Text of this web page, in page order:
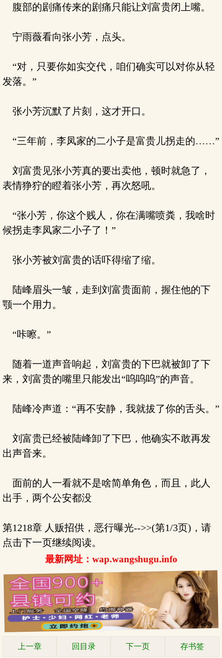
腹部的剧痛传来的剧痛只能让刘富贵闭上嘴。
宁雨薇看向张小芳，点头。
“对，只要你如实交代，咱们确实可以对你从轻
发落。”
张小芳沉默了片刻，这才开口。
“三年前，李凤家的二小子是富贵儿拐走的……”
刘富贵见张小芳真的要出卖他，顿时就急了，
表情狰狞的瞪着张小芳，再次怒吼。
“张小芳，你这个贱人，你在满嘴喷粪，我啥时
候拐走李凤家二小子了！”
张小芳被刘富贵的话吓得缩了缩。
陆峰眉头一皱，走到刘富贵面前，握住他的下
颚一个用力。
“咔嚓。”
随着一道声音响起，刘富贵的下巴就被卸了下
来，刘富贵的嘴里只能发出“呜呜呜”的声音。
陆峰冷声道：“再不安静，我就拔了你的舌头。”
刘富贵已经被陆峰卸了下巴，他确实不敢再发
出声音来。
面前的人一看就不是啥简单角色，而且，此人
出手，两个公安都没
第1218章 人贩招供，恶行曝光-->>(第1/3页)，请
点击下一页继续阅读。
最新网址：wap.wangshugu.info
上一章 回目录 下一页 存书签